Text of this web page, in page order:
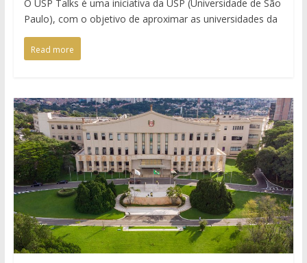
O USP Talks é uma iniciativa da USP (Universidade de São
Paulo), com o objetivo de aproximar as universidades da
Read more